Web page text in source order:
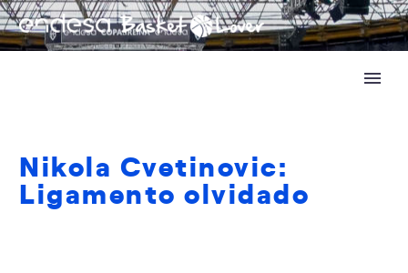
Nikola Cvetinovic:
Ligamento olvidado